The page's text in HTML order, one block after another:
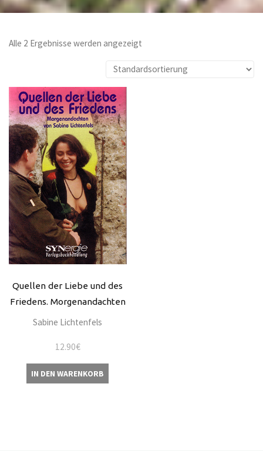
Alle 2 Ergebnisse werden angezeigt
Quellen der Liebe und des
Friedens. Morgenandachten
Sabine Lichtenfels
12.90€
IN DEN WARENKORB